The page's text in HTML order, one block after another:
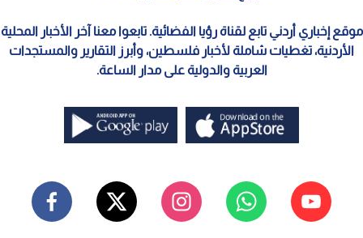
موقع إخباري أردني تابع لقناة رؤيا الفضائية. تابعوا معنا آخر الأخبار المحلية
الأردنية، تغطيات شاملة لأخبار فلسطين، وأبرز التقارير والمستجدات
العربية والدولية على مدار الساعة.